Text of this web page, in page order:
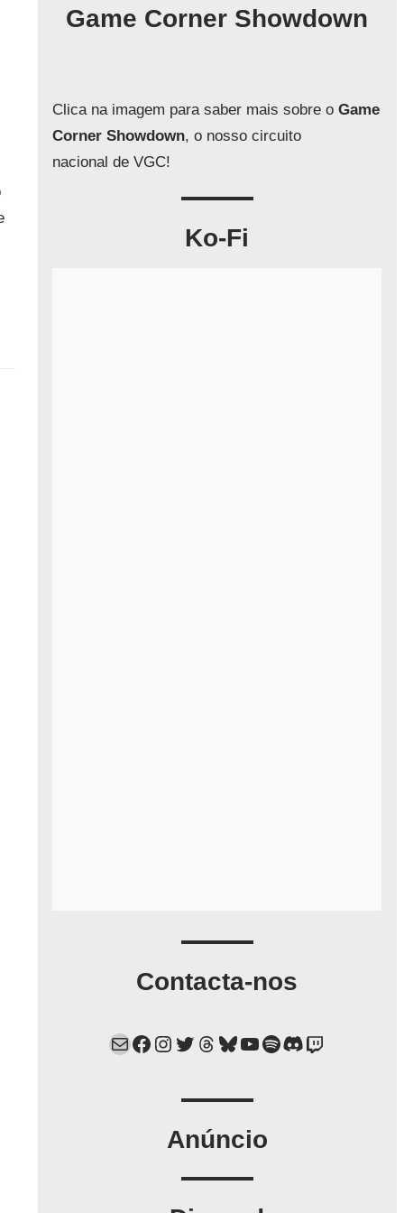
Game Corner Showdown
Clica na imagem para saber mais sobre oGame
Corner Showdown, o nosso circuito
nacional de VGC!
Ko-Fi
Contacta-nos
Mail Facebook Instagram Twitter Threads Bluesky YouTube Spotify Discord Twitch
Anúncio